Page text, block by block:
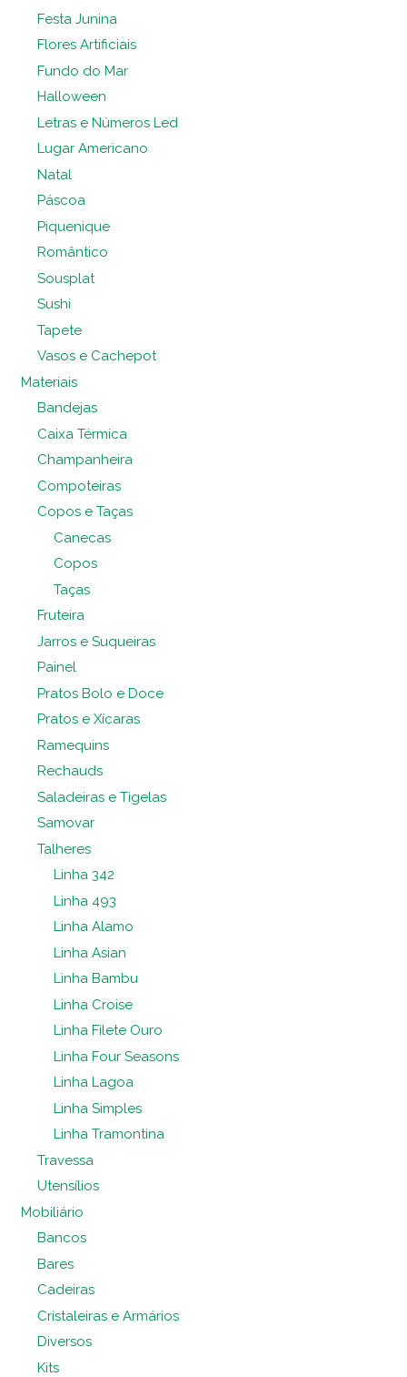
Festa Junina
Flores Artificiais
Fundo do Mar
Halloween
Letras e Números Led
Lugar Americano
Natal
Páscoa
Piquenique
Romântico
Sousplat
Sushi
Tapete
Vasos e Cachepot
Materiais
Bandejas
Caixa Térmica
Champanheira
Compoteiras
Copos e Taças
Canecas
Copos
Taças
Fruteira
Jarros e Suqueiras
Painel
Pratos Bolo e Doce
Pratos e Xícaras
Ramequins
Rechauds
Saladeiras e Tigelas
Samovar
Talheres
Linha 342
Linha 493
Linha Alamo
Linha Asian
Linha Bambu
Linha Croise
Linha Filete Ouro
Linha Four Seasons
Linha Lagoa
Linha Simples
Linha Tramontina
Travessa
Utensílios
Mobiliário
Bancos
Bares
Cadeiras
Cristaleiras e Armários
Diversos
Kits